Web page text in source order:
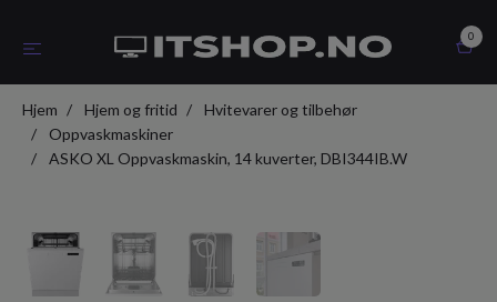
0
Hjem Hjem og fritid
Hvitevarer og tilbehør
Oppvaskmaskiner
ASKO XL Oppvaskmaskin, 14 kuverter, DBI344IB.W